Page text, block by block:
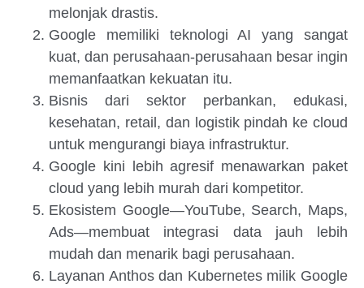
melonjak drastis.
Google memiliki teknologi AI yang sangat
kuat, dan perusahaan-perusahaan besar ingin
memanfaatkan kekuatan itu.
Bisnis dari sektor perbankan, edukasi,
kesehatan, retail, dan logistik pindah ke cloud
untuk mengurangi biaya infrastruktur.
Google kini lebih agresif menawarkan paket
cloud yang lebih murah dari kompetitor.
Ekosistem Google—YouTube, Search, Maps,
Ads—membuat integrasi data jauh lebih
mudah dan menarik bagi perusahaan.
Layanan Anthos dan Kubernetes milik Google